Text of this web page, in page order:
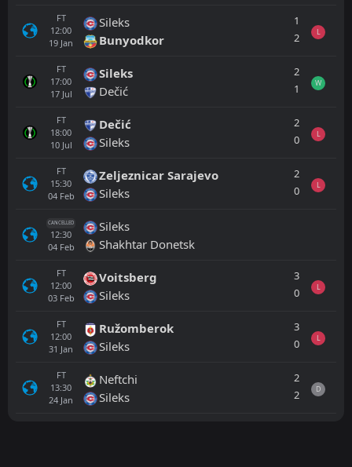
FT
12:00
19 Jan
Sileks
Bunyodkor
1
2
L
FT
17:00
17 Jul
Sileks
Dečić
2
1
W
FT
18:00
10 Jul
Dečić
Sileks
2
0
L
FT
15:30
04 Feb
Zeljeznicar Sarajevo
Sileks
2
0
L
CANCELLED
12:30
04 Feb
Sileks
Shakhtar Donetsk
FT
12:00
03 Feb
Voitsberg
Sileks
3
0
L
FT
12:00
31 Jan
Ružomberok
Sileks
3
0
L
FT
13:30
24 Jan
Neftchi
Sileks
2
2
D